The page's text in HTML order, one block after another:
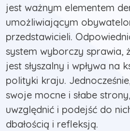
jest ważnym elementem
umożliwiającym
przedstawicieli.
system wyborczy sprawia,
jest słyszalny i wpływa na
polityki kraju.
swoje mocne i słabe
uwzględnić i podejść do
dbałością i refleksją.